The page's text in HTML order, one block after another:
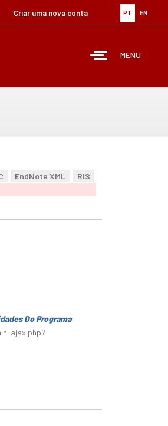
PT EN
Criar uma nova conta
MENU
EndNote XML RIS
Do Programa
ajax.php?